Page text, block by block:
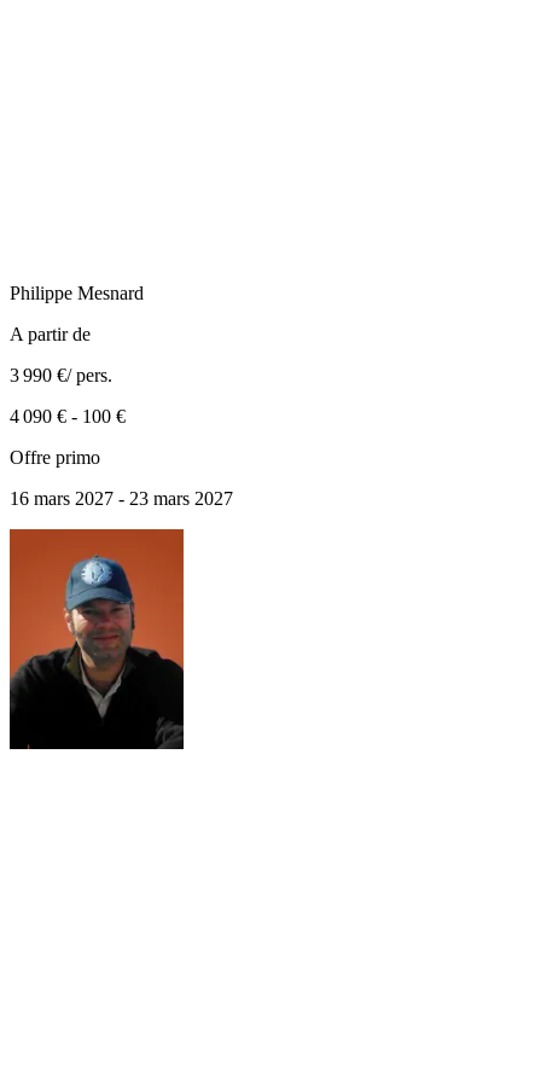
Philippe Mesnard
A partir de
3 990 €/ pers.
4 090 € - 100 €
Offre primo
16 mars 2027 - 23 mars 2027